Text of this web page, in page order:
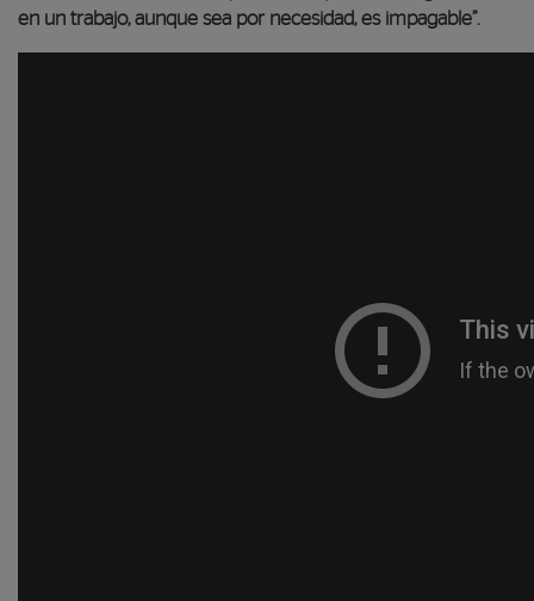
en un trabajo, aunque sea por necesidad, es impagable”.